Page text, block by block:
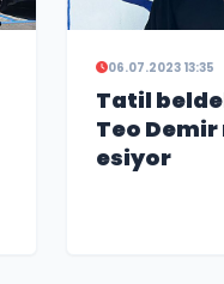
06.07.2023 13:35
Tatil
Teo Demir
esiyor